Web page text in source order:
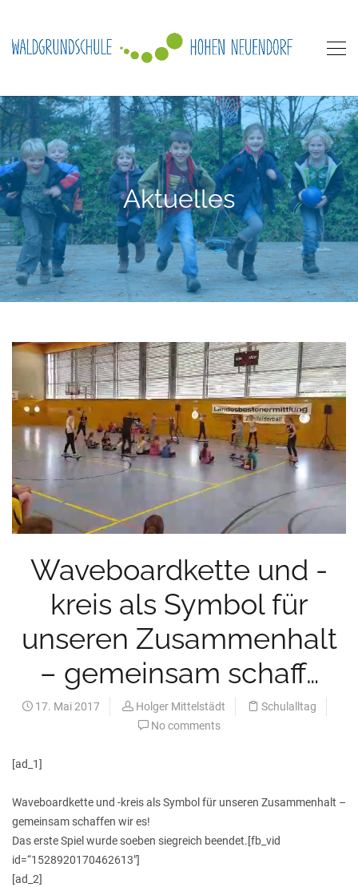
Aktuelles
Waveboardkette und -
kreis als Symbol für
unseren Zusammenhalt
– gemeinsam schaff…
17. Mai 2017 Holger Mittelstädt
Schulalltag
No comments
[ad_1]
Waveboardkette und -kreis als Symbol für unseren Zusammenhalt –
gemeinsam schaffen wir es!
Das erste Spiel wurde soeben siegreich beendet.[fb_vid
id=“1528920170462613″]
[ad_2]